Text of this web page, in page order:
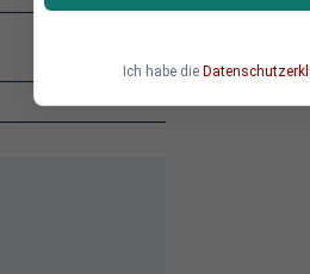
Ich habe die